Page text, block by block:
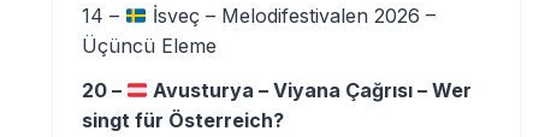
14 –
İsveç – Melodifestivalen 2026 –
Üçüncü Eleme
20 –
Avusturya – Viyana Çağrısı – Wer
singt für Österreich?